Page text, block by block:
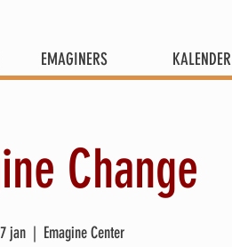
EMAGINERS KALENDER
Change
jan
  |
Emagine Center